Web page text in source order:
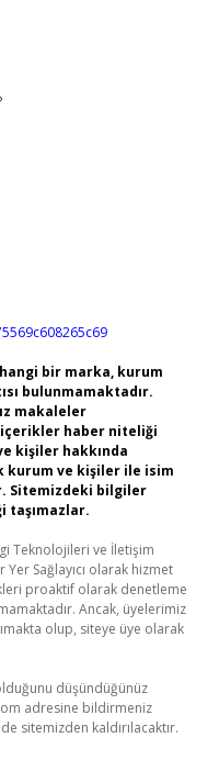
bir marka, kurum
bulunmamaktadır.
makaleler
içerikler haber niteliği
kişiler hakkında
kurum ve kişiler ile isim
Sitemizdeki bilgiler
taşımazlar.
Teknolojileri ve İletişim
Sağlayıcı olarak hizmet
proaktif olarak denetleme
Ancak, üyelerimiz
olup, siteye üye olarak
düşündüğünüz
adresine bildirmeniz
sitemizden kaldırılacaktır.